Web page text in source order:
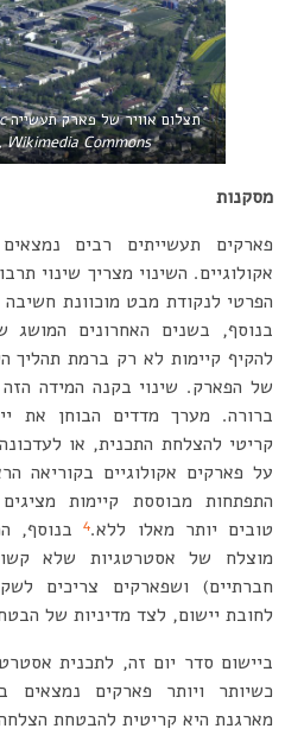
תצלום אוויר של פארק תעשייה
Wikimedia Commons
מסקנות
פארקים תעשייתים רבים
אקולוגיים. השינוי מצריך שינוי
הפרטי לנקודת מבט מוכוונת
בנוסף, בשנים האחרונים המושג
להקיף קיימות לא רק ברמת תהליך
של הפארק. שינוי בקנה המידה
ברורה. מערך מדדים הבוחן את
קריטי להצלחת התכנית, או
על פארקים אקולוגיים בקוריאה
התפתחות מבוססת קיימות
טובים יותר מאלו ללא.4בנוסף,
מוצלח של אסטרטגיות שלא
חברתיים) ושפארקים צריכים
לחובת יישום, לצד מדיניות של
ביישום סדר יום זה, לתכנית
כשיותר ויותר פארקים נמצאים
מארגנת היא קריטית להבטחת